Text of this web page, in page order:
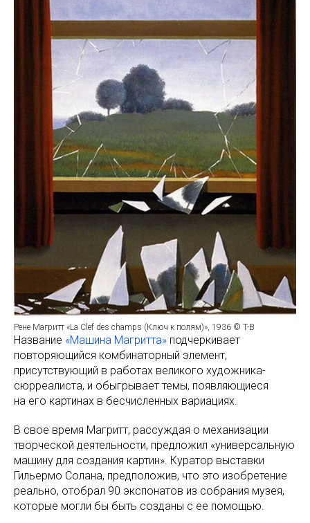
Рене Магритт «La Clef des champs (Ключ к полям)», 1936 © T-B
Название «Машина Магритта» подчеркивает
повторяющийся комбинаторный элемент,
присутствующий в работах великого художника-
сюрреалиста, и обыгрывает темы, появляющиеся
на его картинах в бесчисленных вариациях.
В свое время Магритт, рассуждая о механизации
творческой деятельности, предложил «универсальную
машину для создания картин». Куратор выставки
Гильермо Солана, предположив, что это изобретение
реально, отобрал 90 экспонатов из собрания музея,
которые могли бы быть созданы с ее помощью.